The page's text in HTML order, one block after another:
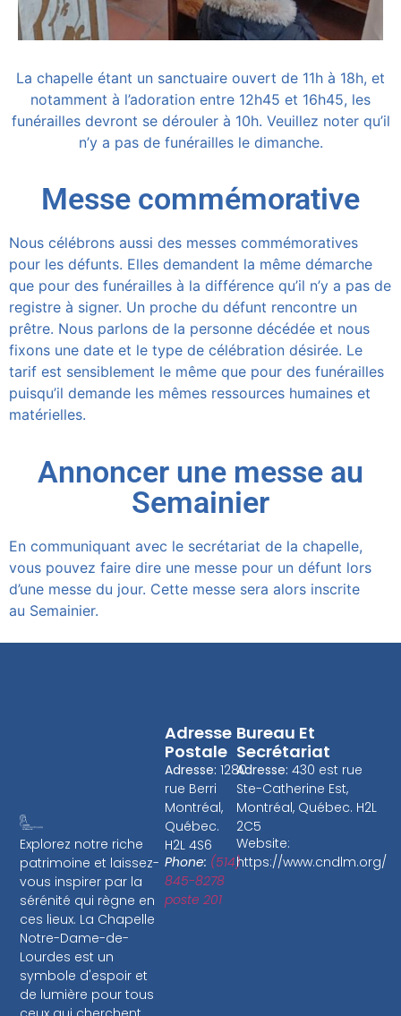
La chapelle étant un sanctuaire ouvert de 11h à 18h, et
notamment à l’adoration entre 12h45 et 16h45, les
funérailles devront se dérouler à 10h. Veuillez noter qu’il
n’y a pas de funérailles le dimanche.
Messe commémorative
Nous célébrons aussi des messes commémoratives
pour les défunts. Elles demandent la même démarche
que pour des funérailles à la différence qu’il n’y a pas de
registre à signer. Un proche du défunt rencontre un
prêtre. Nous parlons de la personne décédée et nous
fixons une date et le type de célébration désirée. Le
tarif est sensiblement le même que pour des funérailles
puisqu’il demande les mêmes ressources humaines et
matérielles.
Annoncer une messe au
Semainier
En communiquant avec le secrétariat de la chapelle,
vous pouvez faire dire une messe pour un défunt lors
d’une messe du jour. Cette messe sera alors inscrite
au Semainier.
Explorez notre riche
patrimoine et laissez-
vous inspirer par la
sérénité qui règne en
ces lieux. La Chapelle
Notre-Dame-de-
Lourdes est un
symbole d'espoir et
de lumière pour tous
Adresse
Postale
Adresse: 1280
rue Berri
Montréal,
Québec.
H2L 4S6
Phone: (514)
845-8278
poste 201
Bureau Et
Secrétariat
Adresse: 430 est rue
Ste-Catherine Est,
Montréal, Québec. H2L
2C5
Website:
https://www.cndlm.org/